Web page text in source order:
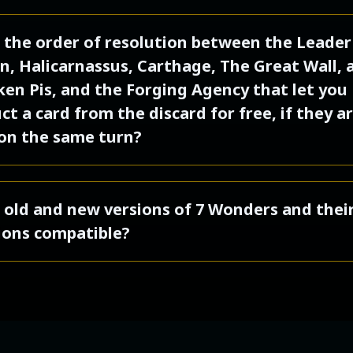
construir la Etapa 1 de tu Maravilla con
desde la Era I.
a partir de tu siguiente turno.
the order of resolution between the Leader
Halicarnassus, Carthage, The Great Wall,
Pis, and the Forging Agency that let you
a card from the discard for free, if they
the same turn?
resolution order below:
Solomon
and new versions of 7 Wonders and
compatible?